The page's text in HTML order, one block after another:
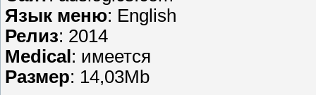
Язык меню: English
Релиз: 2014
Medical : имеется
Размер: 14,03Mb